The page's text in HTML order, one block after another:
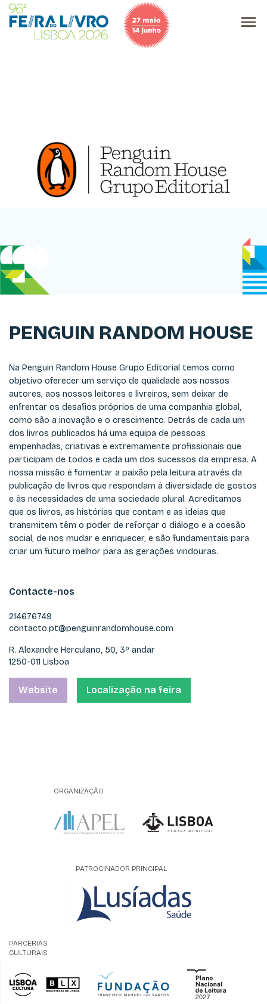
PENGUIN RANDOM HOUSE
Na Penguin Random House Grupo Editorial temos como
objetivo oferecer um serviço de qualidade aos nossos
autores, aos nossos leitores e livreiros, sem deixar de
enfrentar os desafios próprios de uma companhia global,
como são a inovação e o crescimento. Detrás de cada um
dos livros publicados há uma equipa de pessoas
empenhadas, criativas e extremamente profissionais que
participam de todos e cada um dos sucessos da empresa. A
nossa missão é fomentar a paixão pela leitura através da
publicação de livros que respondam à diversidade de gostos
e às necessidades de uma sociedade plural. Acreditamos
que os livros, as histórias que contam e as ideias que
transmitem têm o poder de reforçar o diálogo e a coesão
social, de nos mudar e enriquecer, e são fundamentais para
criar um futuro melhor para as gerações vindouras.
Contacte-nos
214676749
contacto.pt@penguinrandomhouse.com
R. Alexandre Herculano, 50, 3º andar
1250-011 Lisboa
Website Localização na feira
ORGANIZAÇÃO
PATROCINADOR PRINCIPAL
PARCERIAS
CULTURAIS